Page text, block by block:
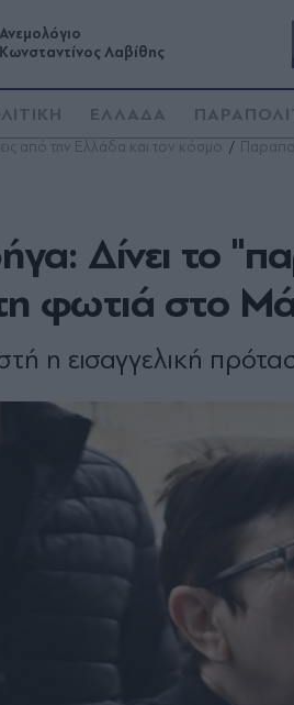
Ανεμολόγιο
Κωνσταντίνος Λαβίθης
ΕΛΛΑΔΑ
από την Ελλάδα και τον κόσμο
Δίνει το
φωτιά στο
η εισαγγελική